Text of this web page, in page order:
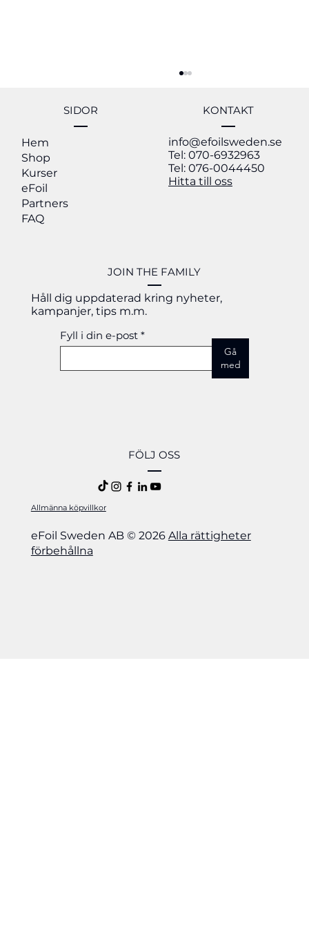
Lift Foils Catalog 2026
JOIN THE FAMILY
Håll dig uppdaterad kring nyheter,
kampanjer, tips m.m.
Fyll i din e-post
Gå
med
SIDOR
Hem
Shop
Kurser
eFoil
Partners
FAQ
KONTAKT
info@efoilsweden.se
Tel: 070-6932963
Tel: 076-0044450
Hitta till oss
FÖLJ OSS
Allmänna köpvillkor
eFoil Sweden AB © 2026 Alla rättigheter
förbehållna